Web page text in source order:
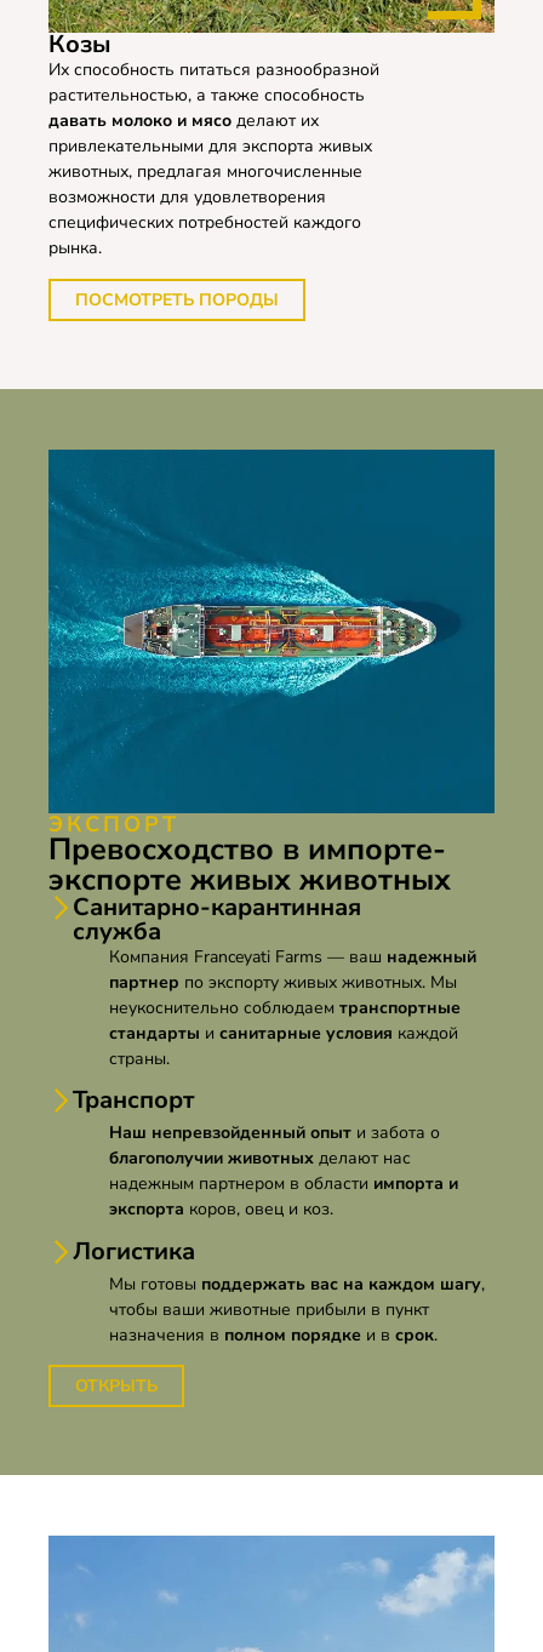
Козы
Их способность питаться разнообразной
растительностью, а также способность
давать молоко и мясо делают их
привлекательными для экспорта живых
животных, предлагая многочисленные
возможности для удовлетворения
специфических потребностей каждого
рынка.
ПОСМОТРЕТЬ ПОРОДЫ
ЭКСПОРТ
Превосходство в импорте-
экспорте живых животных
Санитарно-карантинная
служба
Компания Franceyati Farms — ваш надежный
партнер по экспорту живых животных. Мы
неукоснительно соблюдаем транспортные
стандарты и санитарные условия каждой
страны.
Транспорт
Наш непревзойденный опыт и забота о
благополучии животных делают нас
надежным партнером в области импорта и
экспорта коров, овец и коз.
Логистика
Мы готовы поддержать вас на каждом шагу,
чтобы ваши животные прибыли в пункт
назначения в полном порядке и в срок.
ОТКРЫТЬ